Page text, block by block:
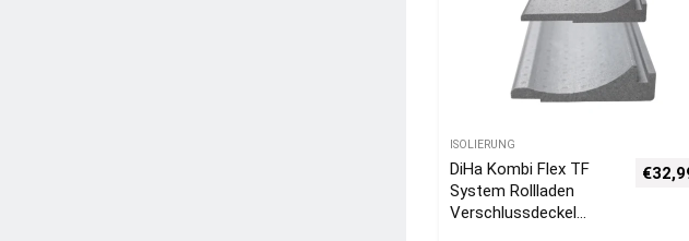
ISOLIERUNG
DiHa Kombi Flex TF
System Rollladen
Verschlussdeckel
€